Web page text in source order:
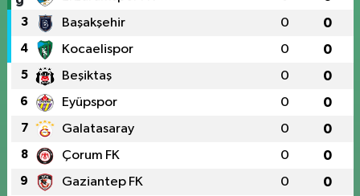
3 Başakşehir 0 0
4 Kocaelispor 0 0
5 Beşiktaş 0 0
6 Eyüpspor 0 0
7 Galatasaray 0 0
8 Çorum FK 0 0
9 Gaziantep FK 0 0